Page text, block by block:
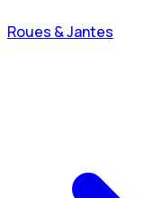
Roues & Jantes